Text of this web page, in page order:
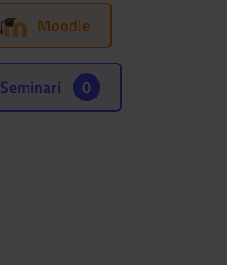
Moodle
Seminari 0